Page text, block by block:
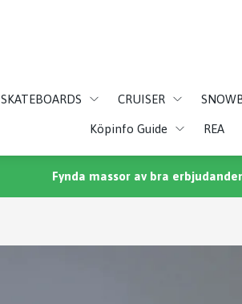
SKATEBOARDS CRUISER
Köpinfo Guide REA
Fynda massor av bra